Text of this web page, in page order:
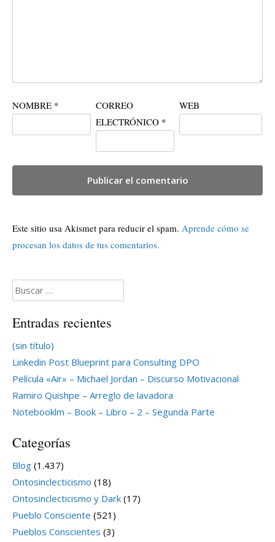
NOMBRE *
CORREO
ELECTRÓNICO *
WEB
Este sitio usa Akismet para reducir el spam. Aprende cómo se
procesan los datos de tus comentarios.
Buscar:
Entradas recientes
(sin título)
Linkedin Post Blueprint para Consulting DPO
Película «Air» – Michael Jordan – Discurso Motivacional
Ramiro Quishpe – Arreglo de lavadora
Notebooklm – Book – Libro – 2 – Segunda Parte
Categorías
Blog (1.437)
Ontosinclecticismo (18)
Ontosinclecticismo y Dark (17)
Pueblo Consciente (521)
Pueblos Conscientes (3)